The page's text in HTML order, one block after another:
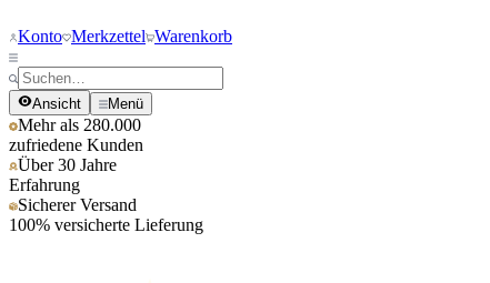
Konto Merkzettel Warenkorb
Ansicht Menü
Mehr als 280.000
zufriedene Kunden
Über 30 Jahre
Erfahrung
Sicherer Versand
100% versicherte Lieferung